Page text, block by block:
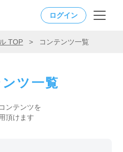
ログイン
TOP > コンテンツ一覧
ツ一覧
ンテンツを
頂けます